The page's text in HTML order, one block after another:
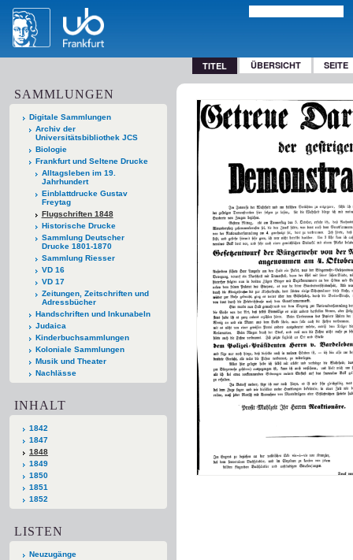
TITEL ÜBERSICHT SEITE
SAMMLUNGEN
Digitale Sammlungen
Archiv der
Universitätsbibliothek JCS
Biologie
Frankfurt und Seltene Drucke
Alltagsleben im 19.
Jahrhundert
Einblattdrucke Gustav
Freytag
Flugschriften 1848
Historische Drucke
Sammlung Deutscher
Drucke 1801-1870
Sammlung Riesser
VD 16
VD 17
Zeitungen, Zeitschriften und
Adressbücher
Handschriften und Inkunabeln
Judaica
Kinderbuchsammlungen
Koloniale Sammlungen
Musik und Theater
Nachlässe
INHALT
1842
1847
1848
1849
1850
1851
1852
LISTEN
Neuzugänge